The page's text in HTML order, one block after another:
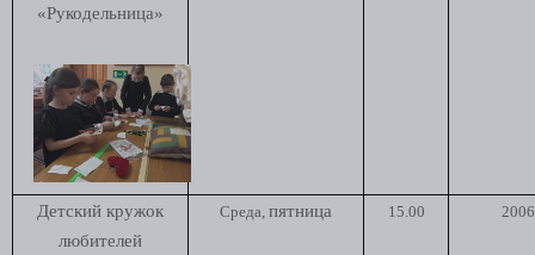
«Рукодельница»
Детский кружок
любителей
Среда, пятница 15.00 2006